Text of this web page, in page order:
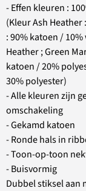
- Effen kleuren :
(Kleur Ash Heather
: 90% katoen /
Heather ; Green
katoen / 20%
30% polyester)
- Alle kleuren zijn
omschakeling
- Gekamd katoen
- Ronde hals in
- Toon-op-toon
- Buisvormig
Dubbel stiksel